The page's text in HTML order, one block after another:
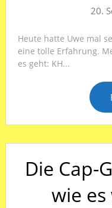
20.
Heute hatte Uwe mal
eine tolle Erfahrung.
es geht: KH...
Die Cap-
wie